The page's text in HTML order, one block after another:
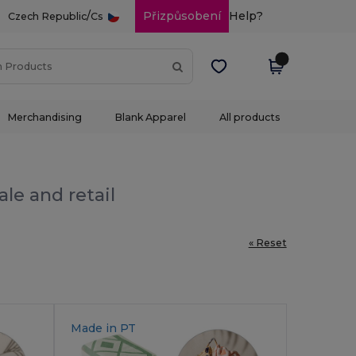
Czech Republic/Cs Přizpůsobení Help?
Merchandising Blank Apparel All products
and retail
« Reset
Made in PT